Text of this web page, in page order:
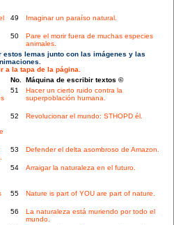
49 Imaginar un paraíso natural.
50
Pare el morir fuera de muchas especies
animales.
estos lemas junto con las imágenes y las
a la tapa de la página.
No. Máquina de escribir textos ©
51
Hacer un cierto ruido contra la
superpoblación humana.
52 Revolucionar el mundo: STHOPD él.
53 Defender el delta asombroso de Amazon.
54 Arraigar la naturaleza en el futuro.
55 Nature is part of YOU are part of nature.
56
La naturaleza está muriendo por todo el
mundo.